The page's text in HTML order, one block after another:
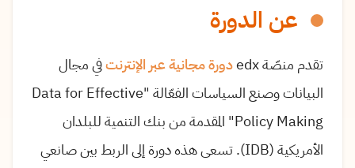
عن الدورة
تقدم منصّة edx دورة مجانية عبر الإنترنتفي مجال
البيانات وصنع السياسات الفعّالة "Data for Effective
Policy Making" المقدمة من بنك التنمية للبلدان
الأمريكية (IDB). تسعى هذه دورة إلى الربط بين صانعي